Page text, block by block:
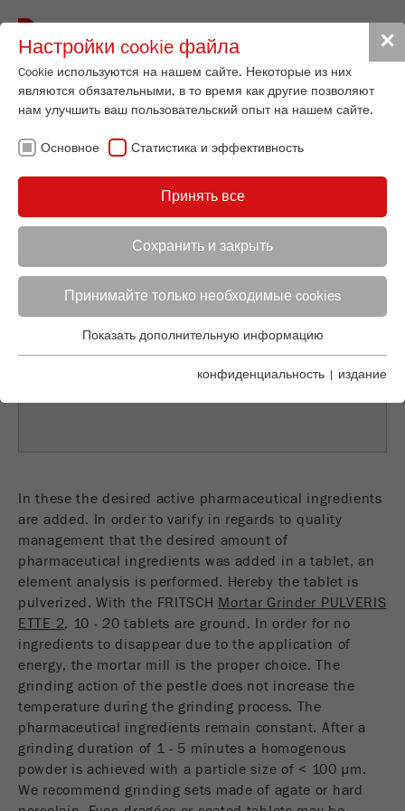
✕
Настройки cookie файла
Cookie используются на нашем сайте. Некоторые из них
являются обязательными, в то время как другие позволяют
нам улучшить ваш пользовательский опыт на нашем сайте.
Основное Статистика и эффективность
Принять все
Сохранить и закрыть
Принимайте только необходимые cookies
Основные cookies необходимы для основных функций
образом.
Purpose
Этот cookie является стандартным
cookie TYPO3 сессии. Он сохраняет
введенные данные доступа для
закрытой области, когда пользователь
входит в систему.
Цель Конец сессии
Название be_typo_user
Провайдер TYPO3
Purpose
Этот cookie сообщает веб-сайту,
зарегистрирован ли посетитель в
программе Typo3 и имеет права на
Статистика и эффективность
Название __utma
Провайдер google
Purpose
В этом cookie хранится основная
информация для отслеживания
посетителей. В этом cookie хранится
уникальный идентификатор посетителя,
дата и время первого посещения,
время начала активного посещения,
число посещений, а также количество
всех посетителей сайта.
Цель 2 года
Показать информацию о cookies
Показать дополнительную информацию
конфиденциальность | издание
Applications Laboratory
Leos Benes
Industriestrasse 8
55743 Idar-Oberstein
Телефон+49 67 84 70 122
Toggle
ANALYSIS OF ACTIVE
COMPONENTS OF VARIOUS
FORMS OF MEDICATION
In these the desired active pharmaceutical ingredients
are added. In order to varify in regards to quality
management that the desired amount of
pharmaceutical ingredients was added in a tablet, an
element analysis is performed. Hereby the tablet is
pulverized. With the FRITSCH Mortar Grinder PULVERIS
ETTE 2, 10 - 20 tablets are ground. In order for no
ingredients to disappear due to the application of
energy, the mortar mill is the proper choice. The
grinding action of the pestle does not increase the
temperature during the grinding process. The
pharmaceutical ingredients remain constant. After a
grinding duration of 1 - 5 minutes a homogenous
powder is achieved with a particle size of < 100 µm.
We recommend grinding sets made of agate or hard